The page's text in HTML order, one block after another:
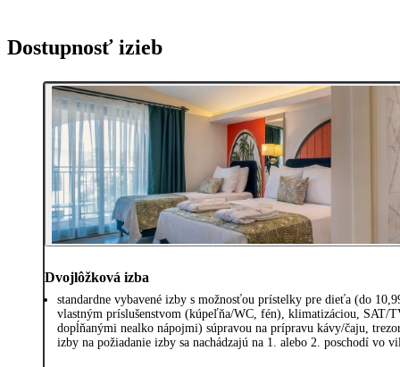
Dostupnosť izieb
Dvojlôžková izba
standardne vybavené izby s možnosťou prístelky pre dieťa (do
vlastným príslušenstvom (kúpeľňa/WC, fén), klimatizáciou, SAT/
dopĺňanými nealko nápojmi) súpravou na prípravu kávy/čaju,
izby na požiadanie izby sa nachádzajú na 1. alebo 2. poschodí vo